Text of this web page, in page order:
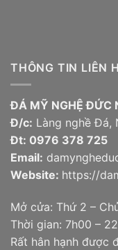
THÔNG TIN LIÊN
ĐÁ MỸ NGHỆ ĐỨC
Đ/c: Làng nghề Đá,
Đt: 0976 378 725
Email:
Website: https://
Mở cửa: Thứ 2 –
Thời gian: 7h00 –
Rất hân hạnh được